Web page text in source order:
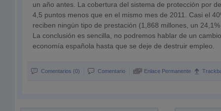
un año antes. La cobertura del sistema de protección por
4,5 puntos menos que en el mismo mes de 2011. Casi el
reciben ningún tipo de prestación (1,868 millones, un
La conclusión es sencilla, no podremos hablar de un
economía española hasta que se deje de destruir empleo.
Comentarios (0) Comentario Enlace Permanente